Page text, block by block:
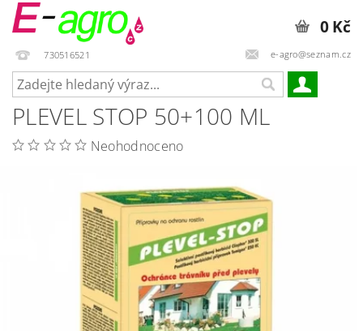
730516521 e-agro@seznam.cz
0 Kč
PLEVEL STOP 50+100 ML
Neohodnoceno